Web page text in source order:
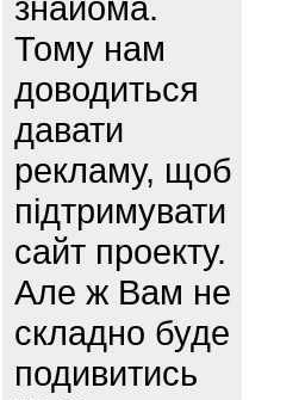
Тому нам
доводиться
давати
рекламу, щоб
підтримувати
сайт проекту.
Але ж Вам не
складно буде
подивитись